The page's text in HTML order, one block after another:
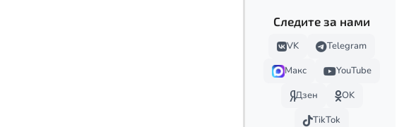
Следите за нами
VK
Telegram
Макс
YouTube
Дзен
OK
TikTok